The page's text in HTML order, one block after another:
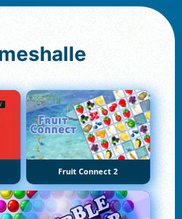
Fruit Connect 2